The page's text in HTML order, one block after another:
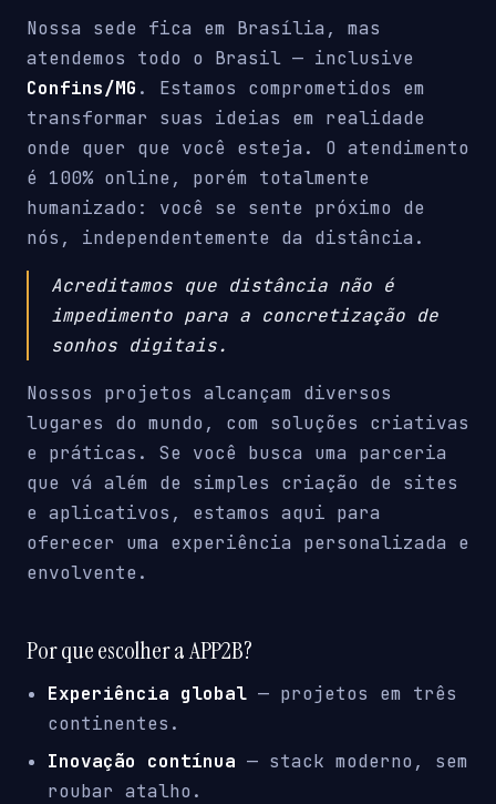
Nossa sede fica em Brasília, mas
atendemos todo o Brasil — inclusive
Confins/MG . Estamos comprometidos em
transformar suas ideias em realidade
onde quer que você esteja. O atendimento
é 100% online, porém totalmente
humanizado: você se sente próximo de
nós, independentemente da distância.
Acreditamos que distância não é
impedimento para a concretização de
sonhos digitais.
Nossos projetos alcançam diversos
lugares do mundo, com soluções criativas
e práticas. Se você busca uma parceria
que vá além de simples criação de sites
e aplicativos, estamos aqui para
oferecer uma experiência personalizada e
envolvente.
Por que escolher a APP2B?
Experiência global — projetos em três
continentes.
Inovação contínua — stack moderno, sem
roubar atalho.